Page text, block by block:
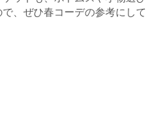
、ぜひ春コーデの参考にして